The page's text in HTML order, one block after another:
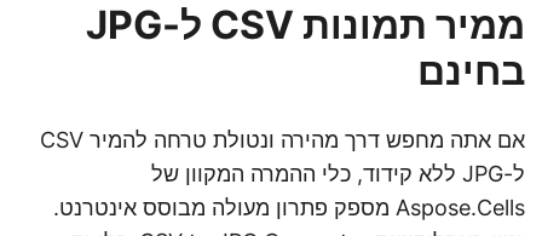
ממיר תמונות CSV ל-JPG
בחינם
אם אתה מחפש דרך מהירה ונטולת טרחה להמיר CSV
ל-JPG ללא קידוד, כלי ההמרה המקוון של
Aspose.Cells מספק פתרון מעולה מבוסס אינטרנט.